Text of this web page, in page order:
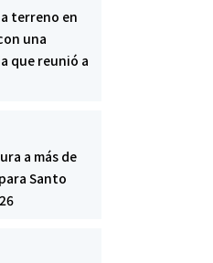
terreno en
una
que reunió a
a más de
Santo